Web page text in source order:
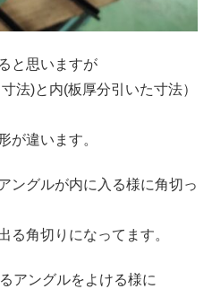
と思いますが
法)と内(板厚分引いた寸法）
が違います。
ングルが内に入る様に角切っ
る角切りになってます。
アングルをよける様に